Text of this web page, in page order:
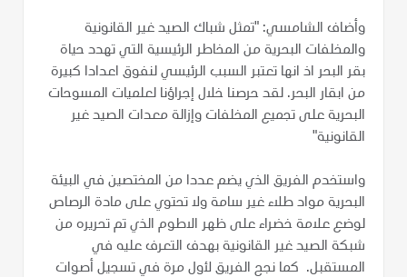
وأضاف الشامسي: "تمثل شباك الصيد غير القانونية
والمخلفات البحرية من المخاطر الرئيسية التي تهدد حياة
بقر البحر اذ انها تعتبر السبب الرئيسي لنفوق اعدادا كبيرة
من ابقار البحر. لقد حرصنا خلال إجراؤنا لعلميات المسوحات
البحرية على تجميع المخلفات وإزالة معدات الصيد غير
القانونية"
واستخدم الفريق الذي يضم عددا من المختصين في البيئة
البحرية مواد طلاء غير سامة ولا تحتوي على مادة الرصاص
لوضع علامة خضراء على ظهر الاطوم الذي تم تحريره من
شبكة الصيد غير القانونية بهدف التعرف عليه في
المستقبل. كما نجح الفريق لأول مرة في تسجيل أصوات